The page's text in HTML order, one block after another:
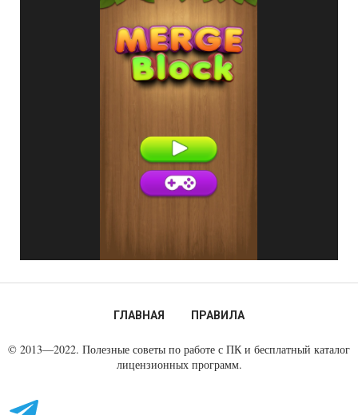
ГЛАВНАЯ ПРАВИЛА
© 2013—2022. Полезные советы по работе с ПК и бесплатный каталог
лицензионных программ.